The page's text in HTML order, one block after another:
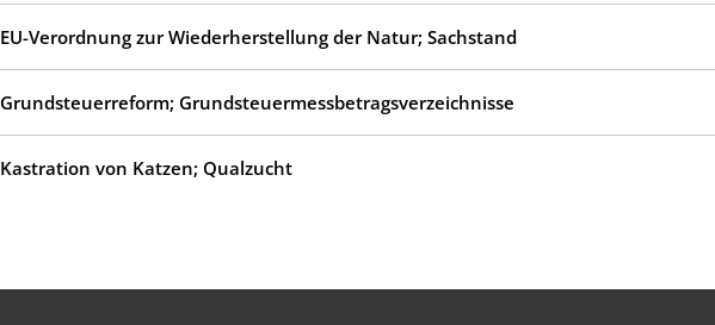
EU-Verordnung zur Wiederherstellung der Natur; Sachstand
Grundsteuerreform; Grundsteuermessbetragsverzeichnisse
Kastration von Katzen; Qualzucht